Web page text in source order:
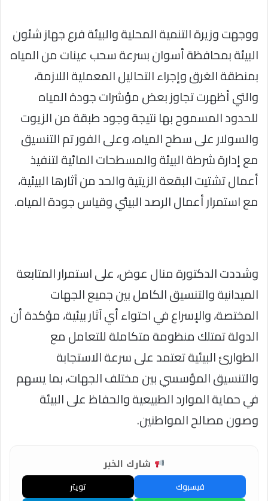
ووجهت وزيرة التنمية المحلية والبيئة فرع جهاز شئون
البيئة بمحافظة أسوان بسرعة سحب عينات من المياه
بمنطقة الغرق وإجراء التحاليل المعملية اللازمة،
والتي أظهرت تجاوز بعض مؤشرات جودة المياه
للحدود المسموح بها نتيجة وجود طبقة من الزيوت
والسولار على سطح المياه، وعلى الفور تم التنسيق
مع إدارة شرطة البيئة والمسطحات المائية لتنفيذ
أعمال تشتيت البقعة الزيتية والحد من آثارها البيئية،
مع استمرار أعمال الرصد البيئي وقياس جودة المياه.
وشددت الدكتورة منال عوض، على استمرار المتابعة
الميدانية والتنسيق الكامل بين جميع الجهات
المختصة، والإسراع في احتواء أي آثار بيئية، مؤكدة أن
الدولة تمتلك منظومة متكاملة للتعامل مع
الطوارئ البيئية تعتمد على سرعة الاستجابة
والتنسيق المؤسسي بين مختلف الجهات، بما يسهم
في حماية الموارد الطبيعية والحفاظ على البيئة
وصون مصالح المواطنين.
شارك الخبر
فيسبوك
تويتر